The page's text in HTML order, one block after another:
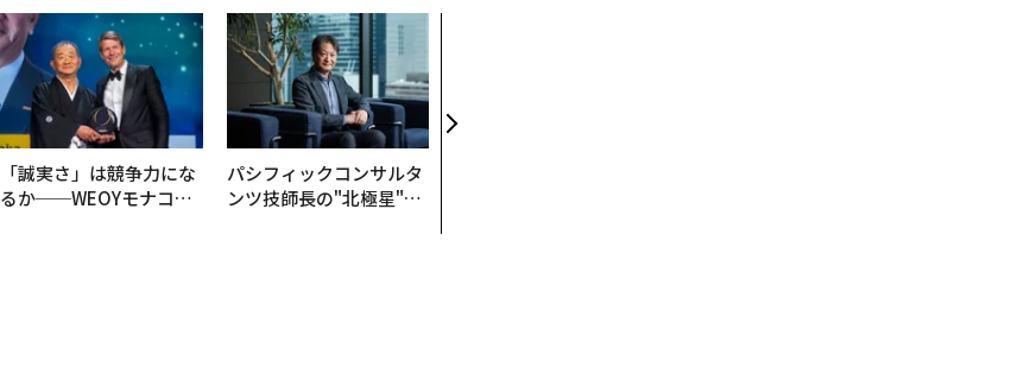
「誠実さ」は競争力にな
るか──WEOYモナコで
パシフィックコンサルタ
ンツ技師長の"北極星"。
代ファームの全貌